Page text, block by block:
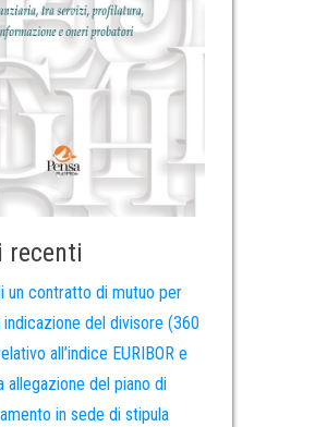
un contratto di mutuo per
indicazione del divisore (360
all’indice EURIBOR e
allegazione del piano di
in sede di stipula